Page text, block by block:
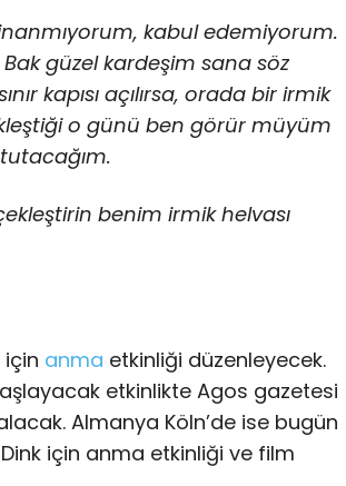
kabul edemiyorum.
güzel kardeşim sana söz
kapısı açılırsa, orada bir irmik
o günü ben görür müyüm
benim irmik helvası
anma etkinliği düzenleyecek.
etkinlikte Agos gazetesi
Almanya Köln’de ise bugün
için anma etkinliği ve film